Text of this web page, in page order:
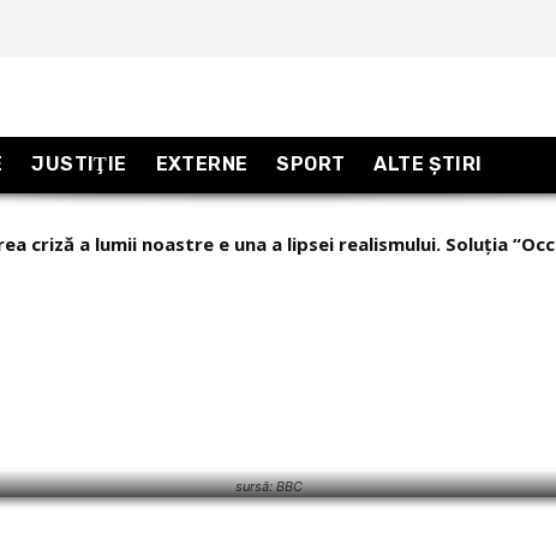
JUSTIŢIE EXTERNE SPORT ALTE ŞTIRI
criză a lumii noastre e una a lipsei realismului. Soluția
excepțional din Armenia, “țara care se uită în fiecare
sursă: BBC